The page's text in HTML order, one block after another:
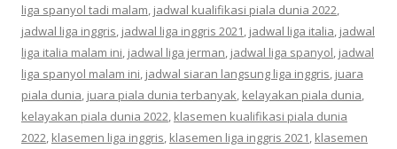
liga spanyol tadi malam, jadwal kualifikasi piala dunia 2022,
jadwal liga inggris, jadwal liga inggris 2021, jadwal liga italia, jadwal
liga italia malam ini, jadwal liga jerman, jadwal liga spanyol, jadwal
liga spanyol malam ini, jadwal siaran langsung liga inggris, juara
piala dunia, juara piala dunia terbanyak, kelayakan piala dunia,
kelayakan piala dunia 2022, klasemen kualifikasi piala dunia
2022, klasemen liga inggris, klasemen liga inggris 2021, klasemen